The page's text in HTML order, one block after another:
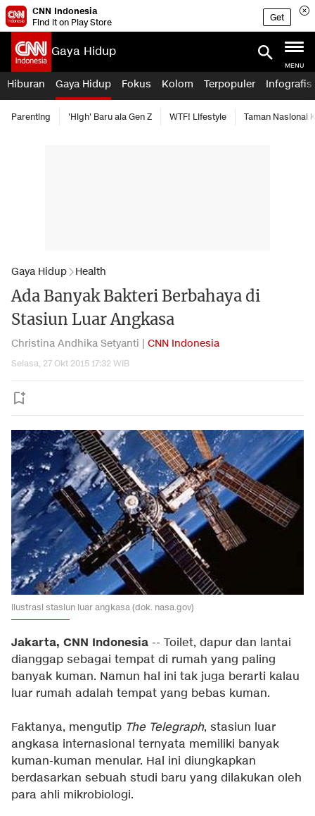
CNN Indonesia
Find it on Play Store
Get
Gaya Hidup
MENU
Hiburan Gaya Hidup Fokus Kolom Terpopuler Infografis
Parenting 'High' Baru ala Gen Z WTF! Lifestyle Taman Nasional
Gaya Hidup Health
Ada Banyak Bakteri Berbahaya di
Stasiun Luar Angkasa
Christina Andhika Setyanti | CNN Indonesia
Selasa, 27 Okt 2015 17:32 WIB
ilustrasi stasiun luar angkasa (dok. nasa.gov)
Jakarta, CNN Indonesia -- Toilet, dapur dan lantai
dianggap sebagai tempat di rumah yang paling
banyak kuman. Namun hal ini tak juga berarti kalau
luar rumah adalah tempat yang bebas kuman.
Faktanya, mengutip The Telegraph, stasiun luar
angkasa internasional ternyata memiliki banyak
kuman-kuman menular. Hal ini diungkapkan
berdasarkan sebuah studi baru yang dilakukan oleh
para ahli mikrobiologi.